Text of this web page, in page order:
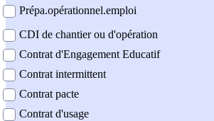
Prépa.opérationnel.emploi
CDI de chantier ou d'opération
Contrat d'Engagement Educatif
Contrat intermittent
Contrat pacte
Contrat d'usage